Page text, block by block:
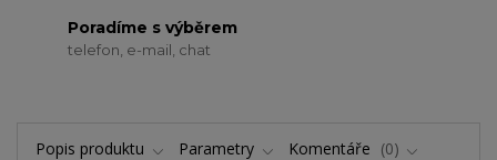
Poradíme s výběrem
telefon, e-mail, chat
Popis produktu Parametry Komentáře
0